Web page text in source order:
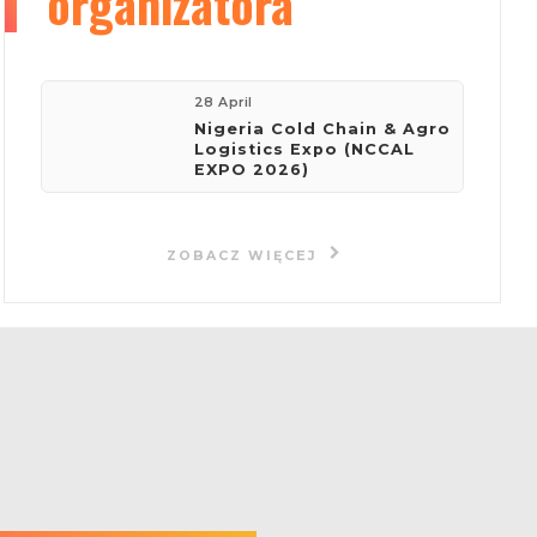
28 April
Nigeria Cold Chain & Agro
Logistics Expo (NCCAL
EXPO 2026)
ZOBACZ WIĘCEJ